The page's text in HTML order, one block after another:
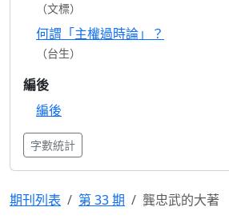
（文標）
何謂「主權過時論」？
（台生）
編後
編後
字數統計
期刊列表 第 33 期 龔忠武的大著